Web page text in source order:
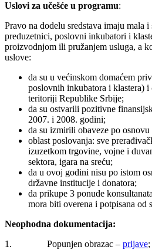
Uslovi za učešće u programu:
Pravo na dodelu sredstava imaju mala i
preduzetnici, poslovni inkubatori i
proizvodnjom ili pružanjem usluga, a
uslove:
da su u većinskom domaćem
poslovnih inkubatora i klastera) i
teritoriji Republike Srbije;
da su ostvarili pozitivne
2007. i 2008. godini;
da su izmirili obaveze po osnovu
oblast poslovanja: sve
izuzetkom trgovine, vojne i
sektora, igara na sreću;
da u ovoj godini nisu po istom
državne institucije i donatora;
da prikupe 3 ponude
mora biti overena i potpisana od
Neophodna dokumentacija:
1. Popunjen obrazac – prijave;